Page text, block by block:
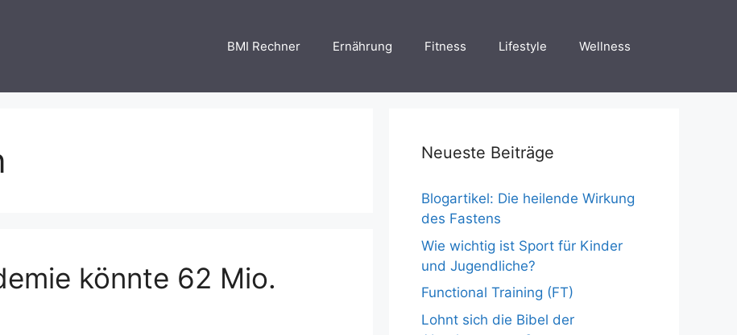
BMI Rechner Ernährung Fitness Lifestyle Wellness
könnte 62 Mio.
Neueste Beiträge
Blogartikel: Die heilende Wirkung
des Fastens
Wie wichtig ist Sport für Kinder
und Jugendliche?
Functional Training (FT)
Lohnt sich die Bibel der